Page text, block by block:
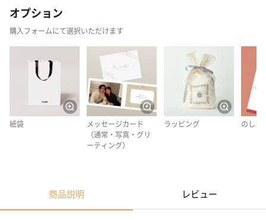
オプション
購入フォームにて選択いただけます
紙袋
メッセージカード
（通常・写真・グリ
ーティング）
ラッピング のしカ
商品説明 レビュー